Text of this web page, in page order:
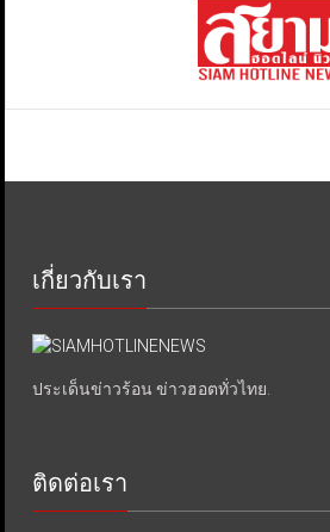
เกี่ยวกับเรา
ประเด็นข่าวร้อน ข่าวฮอตทั่วไทย.
ติดต่อเรา